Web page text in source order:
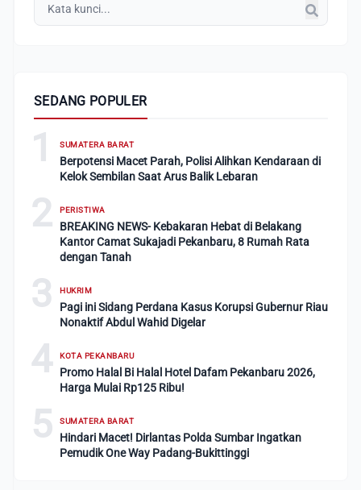
SEDANG POPULER
1 SUMATERA BARAT
Berpotensi Macet Parah, Polisi Alihkan Kendaraan di
Kelok Sembilan Saat Arus Balik Lebaran
2 PERISTIWA
BREAKING NEWS- Kebakaran Hebat di Belakang
Kantor Camat Sukajadi Pekanbaru, 8 Rumah Rata
dengan Tanah
3 HUKRIM
Pagi ini Sidang Perdana Kasus Korupsi Gubernur Riau
Nonaktif Abdul Wahid Digelar
4 KOTA PEKANBARU
Promo Halal Bi Halal Hotel Dafam Pekanbaru 2026,
Harga Mulai Rp125 Ribu!
5 SUMATERA BARAT
Hindari Macet! Dirlantas Polda Sumbar Ingatkan
Pemudik One Way Padang-Bukittinggi